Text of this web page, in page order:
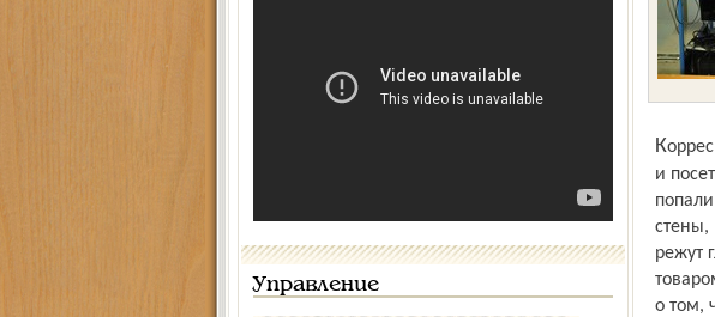
Управление
Корреспонденты «Северного края» тоже решили узнать, почём конфискат для народа,
и
стены,
режут
о том,